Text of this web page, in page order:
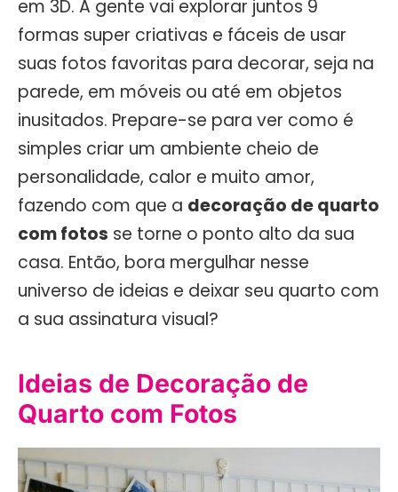
em 3D. A gente vai explorar juntos 9
formas super criativas e fáceis de usar
suas fotos favoritas para decorar, seja na
parede, em móveis ou até em objetos
inusitados. Prepare-se para ver como é
simples criar um ambiente cheio de
personalidade, calor e muito amor,
fazendo com que a decoração de quarto
com fotos se torne o ponto alto da sua
casa. Então, bora mergulhar nesse
universo de ideias e deixar seu quarto com
a sua assinatura visual?
Ideias de Decoração de
Quarto com Fotos